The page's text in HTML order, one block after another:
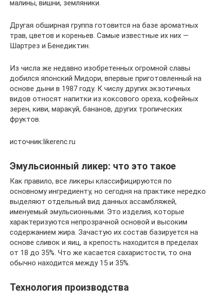
малины, вишни, земляники.
Другая обширная группа готовится на базе ароматных
трав, цветов и кореньев. Самые известные их них ―
Шартрез и Бенедиктин.
Из числа же недавно изобретенных огромной славы
добился японский Мидори, впервые приготовленный на
основе дыни в 1987 году. К числу других экзотичных
видов относят напитки из коксового ореха, кофейных
зерен, киви, маракуй, бананов, других тропических
фруктов.
источник:likerenc.ru
Эмульсионный ликер: что это такое
Как правило, все ликеры классифицируются по
основному ингредиенту, но сегодня на практике нередко
выделяют отдельный вид данных ассамбляжей,
именуемый эмульсионными. Это изделия, которые
характеризуются непрозрачной основой и высоким
содержанием жира. Зачастую их состав базируется на
основе сливок и яиц, а крепость находится в пределах
от 18 до 35%. Что же касается сахаристости, то она
обычно находится между 15 и 35%.
Технология производства